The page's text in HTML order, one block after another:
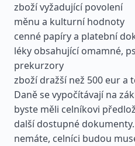
zboží vyžadující povolení
měnu a kulturní hodnoty
cenné papíry a platební
léky obsahující omamné,
prekurzory
zboží dražší než 500 eur a
Daně se vypočítávají na
byste měli celníkovi
další dostupné
nemáte, celníci budou